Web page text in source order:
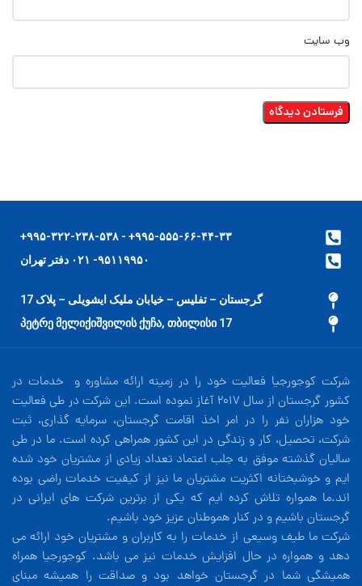
وب‌ سایت
۹۹۵-۵۵۵-۶۶-۴۴-۳۳+ - ۹۹۵-۳۲۲-۲۳۸-۵۳۸+
۹۵۱۱۹۹۵۰- ۰۲۱ دفتر تهران
گرجستان – تفلیس – خیابان ملیک ایشویلی – پلاک 17
17 პეტრე მელიქიშვილის ქუჩა, თბილისი
شرکت کوجورجیا فعالیت خود را در زمینه ارائه مشاوره و خدمات در
کشور گرجستان از سال 2017 آغاز نموده است. این شرکت در طی فعالیت
خود هزاران نفر را در امر اخذ اقامت گرجستان، سرمایه گذاری، ثبت
شرکت، تحصیل، کار و زندگی در این کشور همراهی کرده است. ما در طی
سالیان گذشته موفق به جلب اعتماد تعداد زیادی از مشتریان خود شده
ایم و خوشبختانه اکثریت مشتریان ما نیز از کیفیت خدمات راضی بوده
اند.ما همواره تلاش کرده ایم که یکی از برترین شرکت های ایرانی در
گرجستان باشیم و در کنار هموطنان عزیز خود باشیم.
شرکت ما طیف وسیعی از خدمات را به کاربران و مشتریان خود ارائه می
دهد و همواره در حال افزایش خدمات نیز می باشد. کوجورجیا همراه
همیشگی شما در گرجستان خواهد بود و صداقت را همیشه مبنای